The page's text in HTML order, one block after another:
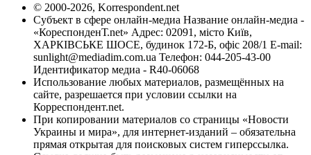
© 2000-2026, Korrespondent.net
Субъект в сфере онлайн-медиа Название онлайн-медиа -
«КореспонденТ.net» Адрес: 02091, місто Київ,
ХАРКІВСЬКЕ ШОСЕ, будинок 172-Б, офіс 208/1 E-mail:
sunlight@mediadim.com.ua Телефон: 044-205-43-00
Идентификатор медиа - R40-06068
Использование любых материалов, размещённых на
сайте, разрешается при условии ссылки на
Корреспондент.net.
При копировании материалов со страницы «Новости
Украины и мира», для интернет-изданий – обязательна
прямая открытая для поисковых систем гиперссылка.